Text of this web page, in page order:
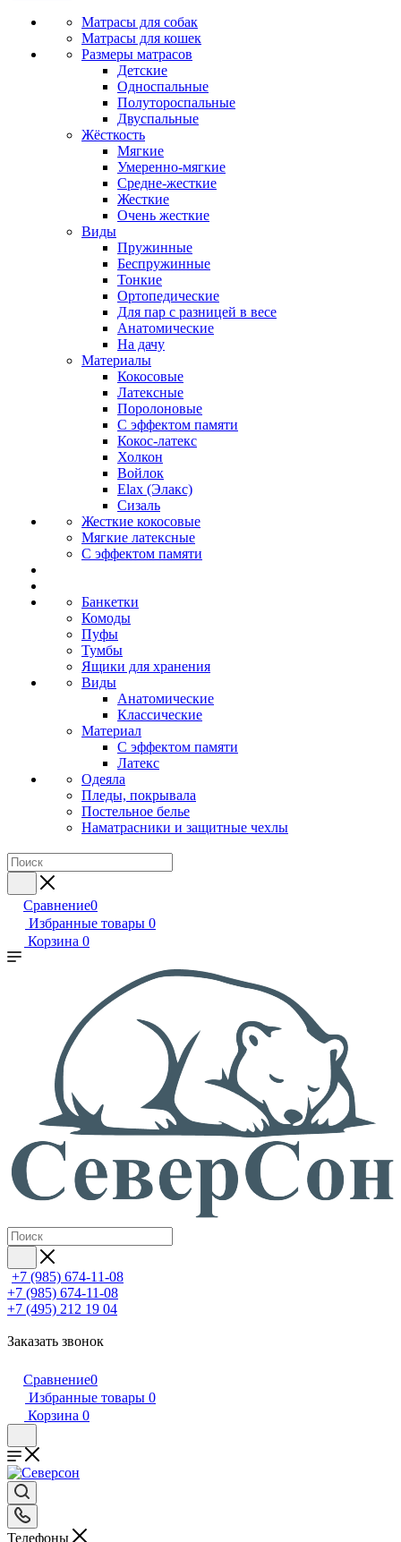
Матрасы для собак
Матрасы для кошек
Размеры матрасов
Детские
Односпальные
Полутороспальные
Двуспальные
Жёсткость
Мягкие
Умеренно-мягкие
Средне-жесткие
Жесткие
Очень жесткие
Виды
Пружинные
Беспружинные
Тонкие
Ортопедические
Для пар с разницей в весе
Анатомические
На дачу
Материалы
Кокосовые
Латексные
Поролоновые
С эффектом памяти
Кокос-латекс
Холкон
Войлок
Elax (Элакс)
Сизаль
Жесткие кокосовые
Мягкие латексные
С эффектом памяти
Банкетки
Комоды
Пуфы
Тумбы
Ящики для хранения
Виды
Анатомические
Классические
Материал
С эффектом памяти
Латекс
Одеяла
Пледы, покрывала
Постельное белье
Наматрасники и защитные чехлы
Сравнение0
Избранные товары 0
Корзина 0
+7 (985) 674-11-08
+7 (985) 674-11-08
+7 (495) 212 19 04
Заказать звонок
Сравнение0
Избранные товары 0
Корзина 0
Телефоны